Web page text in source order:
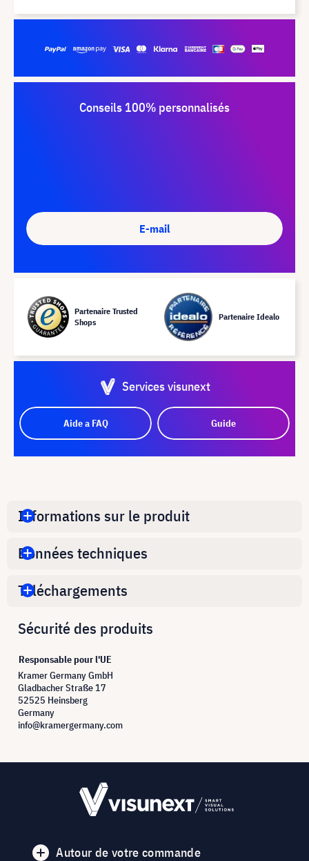
Conseils 100% personnalisés
E-mail
Partenaire Trusted
Shops
Partenaire Idealo
Services visunext
Aide a FAQ Guide
Informations sur le produit
Données techniques
Téléchargements
Sécurité des produits
Responsable pour l'UE
Kramer Germany GmbH
Gladbacher Straße 17
52525 Heinsberg
Germany
info@kramergermany.com
Autour de votre commande